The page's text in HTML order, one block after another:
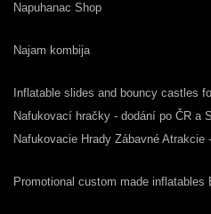
Napuhanac Shop
Najam kombija
Inflatable slides and bouncy castles
Nafukovací hračky - dodání po ČR a
Nafukovacie Hrady Zábavné Atrakcie
Promotional custom made inflatables